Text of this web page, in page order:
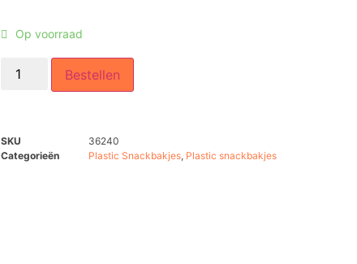
Op voorraad
Bestellen
SKU
36240
Categorieën
Plastic Snackbakjes, Plastic snackbakjes